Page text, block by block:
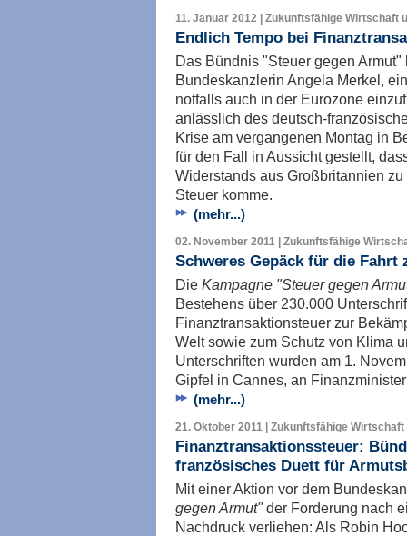
11. Januar 2012 | Zukunftsfähige Wirtschaft
Endlich Tempo bei
Das Bündnis "Steuer gegen
Bundeskanzlerin Angela Merkel,
notfalls auch in der Eurozone
anlässlich des deutsch-
Krise am vergangenen Montag in
für den Fall in Aussicht gestellt,
Widerstands aus Großbritannien
Steuer komme.
(mehr...)
02. November 2011 | Zukunftsfähige
Schweres Gepäck für die Fahrt
Die Kampagne "Steuer gegen
Bestehens über 230.000
Finanztransaktionsteuer zur
Welt sowie zum Schutz von Klima
Unterschriften wurden am 1.
Gipfel in Cannes, an
(mehr...)
21. Oktober 2011 | Zukunftsfähige
Finanztransaktionssteuer:
französisches Duett für
Mit einer Aktion vor dem
gegen Armut"der Forderung nach
Nachdruck verliehen: Als Robin